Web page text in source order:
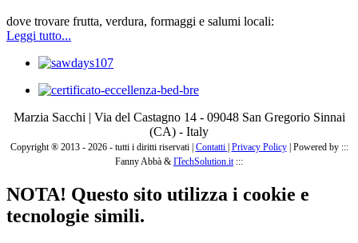
dove trovare frutta, verdura, formaggi e salumi locali:
Leggi tutto...
Marzia Sacchi | Via del Castagno 14 - 09048 San Gregorio Sinnai
(CA) - Italy
Copyright ® 2013 - 2026 - tutti i diritti riservati | Contatti | Privacy Policy| Powered by :::
Fanny Abbà & ITechSolution.it:::
NOTA! Questo sito utilizza i cookie e
tecnologie simili.